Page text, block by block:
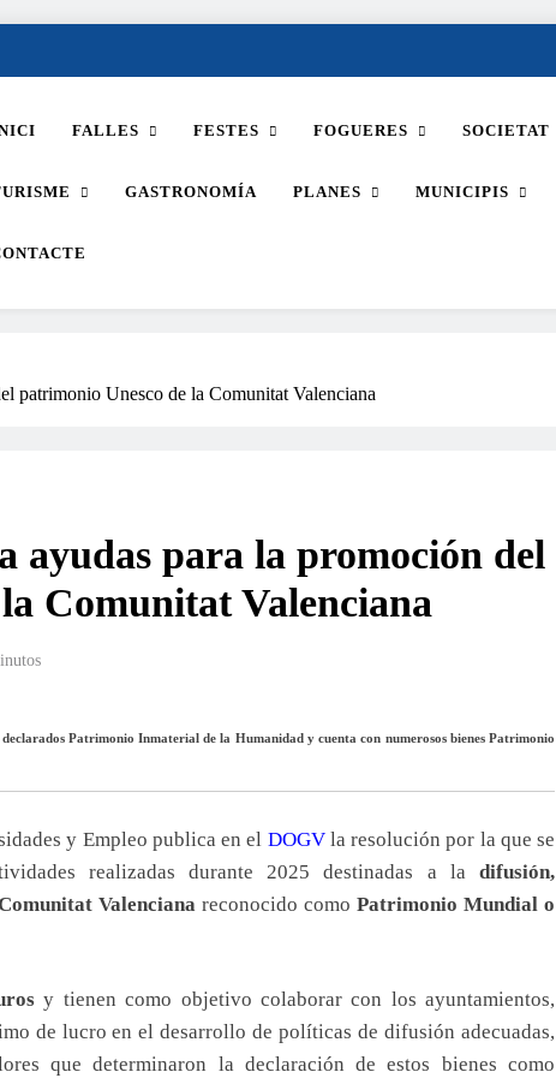
FALLES FESTES FOGUERES SOCIETAT
GASTRONOMÍA PLANES MUNICIPIS
patrimonio Unesco de la Comunitat Valenciana
ayudas para la promoción del
Comunitat Valenciana
Patrimonio Inmaterial de la Humanidad y cuenta con numerosos bienes Patrimonio
y Empleo publica en el DOGVla resolución por la que se
realizadas durante 2025 destinadas a la difusión,
Valenciana reconocido como Patrimonio Mundial o
y tienen como objetivo colaborar con los ayuntamientos,
de lucro en el desarrollo de políticas de difusión adecuadas,
que determinaron la declaración de estos bienes como